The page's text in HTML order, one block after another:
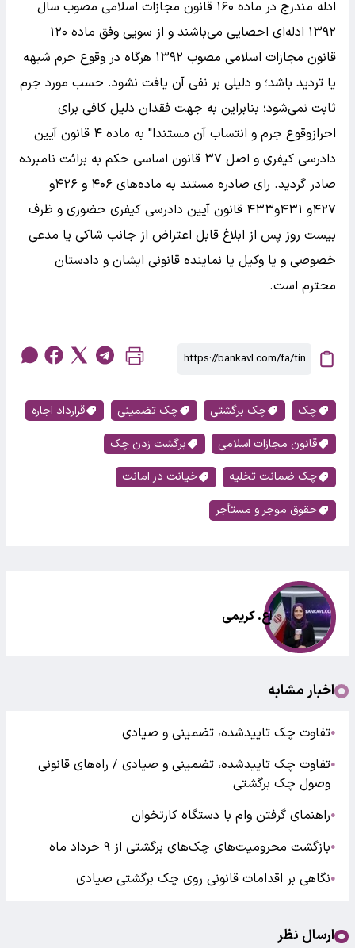
ادله مندرج در ماده ۱۶۰ قانون مجازات اسلامی مصوب سال
۱۳۹۲ ادله‌ای احصایی می‌باشند و از سویی وفق ماده ۱۲۰
قانون مجازات اسلامی مصوب ۱۳۹۲ هرگاه در وقوع جرم شبهه
یا تردید باشد؛ و دلیلی بر نفی آن یافت نشود. حسب مورد جرم
ثابت نمی‌شود؛ بنابراین به جهت فقدان دلیل کافی برای
احرازوقوع جرم و انتساب آن مستندا" به ماده ۴ قانون آیین
دادرسی کیفری و اصل ۳۷ قانون اساسی حکم به برائت نامبرده
صادر گردید. رای صادره مستند به ماده‌های ۴۰۶ و ۴۲۶و
۴۲۷و ۴۳۱و۴۳۳ قانون آیین دادرسی کیفری حضوری و ظرف
بیست روز پس از ابلاغ قابل اعتراض از جانب شاکی یا مدعی
خصوصی و یا وکیل یا نماینده قانونی ایشان و دادستان
محترم است.
چک چک برگشتی چک تضمینی
قرارداد اجاره
قانون مجازات اسلامی
برگشت زدن چک
چک ضمانت تخلیه
خیانت در امانت
حقوق موجر و مستأجر
اع. کریمی
اخبار مشابه
●تفاوت چک تاییدشده، تضمینی و صیادی
●تفاوت چک تاییدشده، تضمینی و صیادی / راه‌های قانونی
وصول چک برگشتی
●راهنمای گرفتن وام با دستگاه کارتخوان
●بازگشت محرومیت‌های چک‌های برگشتی از ۹ خرداد ماه
●نگاهی بر اقدامات قانونی روی چک برگشتی صیادی
ارسال نظر